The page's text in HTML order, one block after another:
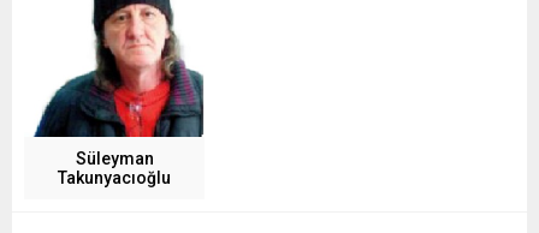
Süleyman
Takunyacıoğlu